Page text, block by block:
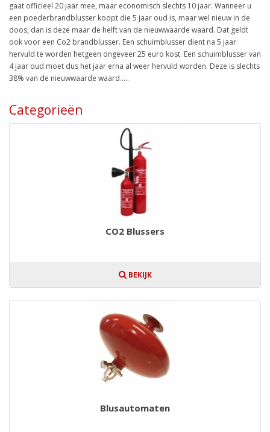
gaat officieel 20 jaar mee, maar economisch slechts 10 jaar. Wanneer u
een poederbrandblusser koopt die 5 jaar oud is, maar wel nieuw in de
doos, dan is deze maar de helft van de nieuwwaarde waard. Dat geldt
ook voor een Co2 brandblusser. Een schuimblusser dient na 5 jaar
hervuld te worden hetgeen ongeveer 25 euro kost. Een schuimblusser van
4 jaar oud moet dus het jaar erna al weer hervuld worden. Deze is slechts
38% van de nieuwwaarde waard.....
Categorieën
CO2 Blussers
BEKIJK
Blusautomaten